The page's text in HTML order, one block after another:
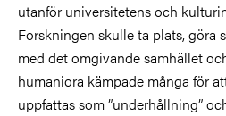
utanför universitetens och
Forskningen skulle ta plats, göra
med det omgivande samhället
humaniora kämpade många för
uppfattas som ”underhållning”